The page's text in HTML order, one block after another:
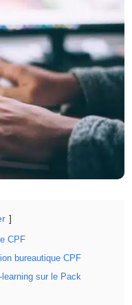
CPF
bureautique CPF
learning sur le Pack